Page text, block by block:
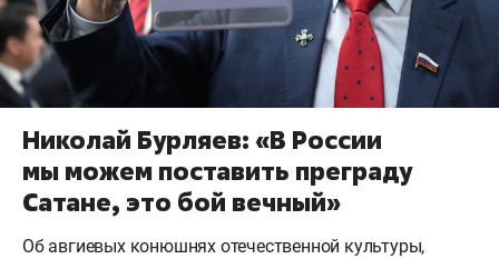
Николай Бурляев: «В России
мы можем поставить преграду
Сатане, это бой вечный»
Об авгиевых конюшнях отечественной культуры,